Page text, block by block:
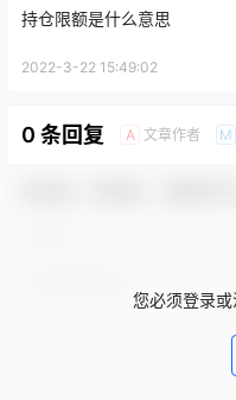
持仓限额是什么意思
2022-3-22 15:49:02
0 条回复 A 文章作者 M
您必须登录